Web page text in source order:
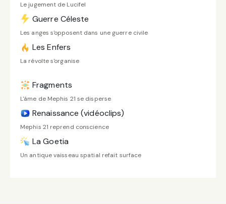
Le jugement de Lucifel
Guerre Céleste
Les anges s'opposent dans une guerre civile
Les Enfers
La révolte s'organise
Fragments
L'âme de Mephis 21 se disperse
Renaissance (vidéoclips)
Mephis 21 reprend conscience
La Goetia
Un antique vaisseau spatial refait surface